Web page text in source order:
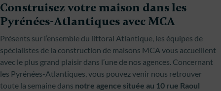
Construisez votre maison dans les
Pyrénées-Atlantiques avec MCA
Présents sur l’ensemble du littoral Atlantique, les équipes de
spécialistes de la construction de maisons MCA vous accueillent
avec le plus grand plaisir dans l’une de nos agences. Concernant
les Pyrénées-Atlantiques, vous pouvez venir nous retrouver
toute la semaine dans notre agence située au 10 rue Raoul